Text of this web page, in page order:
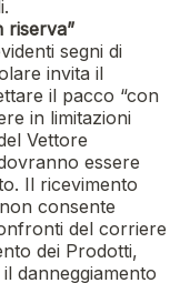
riserva”
segni di
invita il
il pacco “con
in limitazioni
Vettore
essere
Il ricevimento
consente
del corriere
dei Prodotti,
danneggiamento